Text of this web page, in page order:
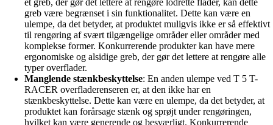
et greb, der gør det lettere at rengøre lodrette flader, kan dette
greb være begrænset i sin funktionalitet. Dette kan være en
ulempe, da det betyder, at produktet muligvis ikke er så effektivt
til rengøring af svært tilgængelige områder eller områder med
komplekse former. Konkurrerende produkter kan have mere
ergonomiske og alsidige greb, der gør det lettere at rengøre alle
typer overflader.
Manglende stænkbeskyttelse: En anden ulempe ved T 5 T-
RACER overfladerenseren er, at den ikke har en
stænkbeskyttelse. Dette kan være en ulempe, da det betyder, at
produktet kan forårsage stænk og sprøjt under rengøringen,
hvilket kan være generende og besværligt. Konkurrerende